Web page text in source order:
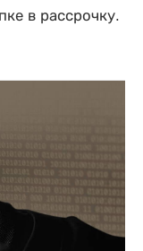
в рассрочку.